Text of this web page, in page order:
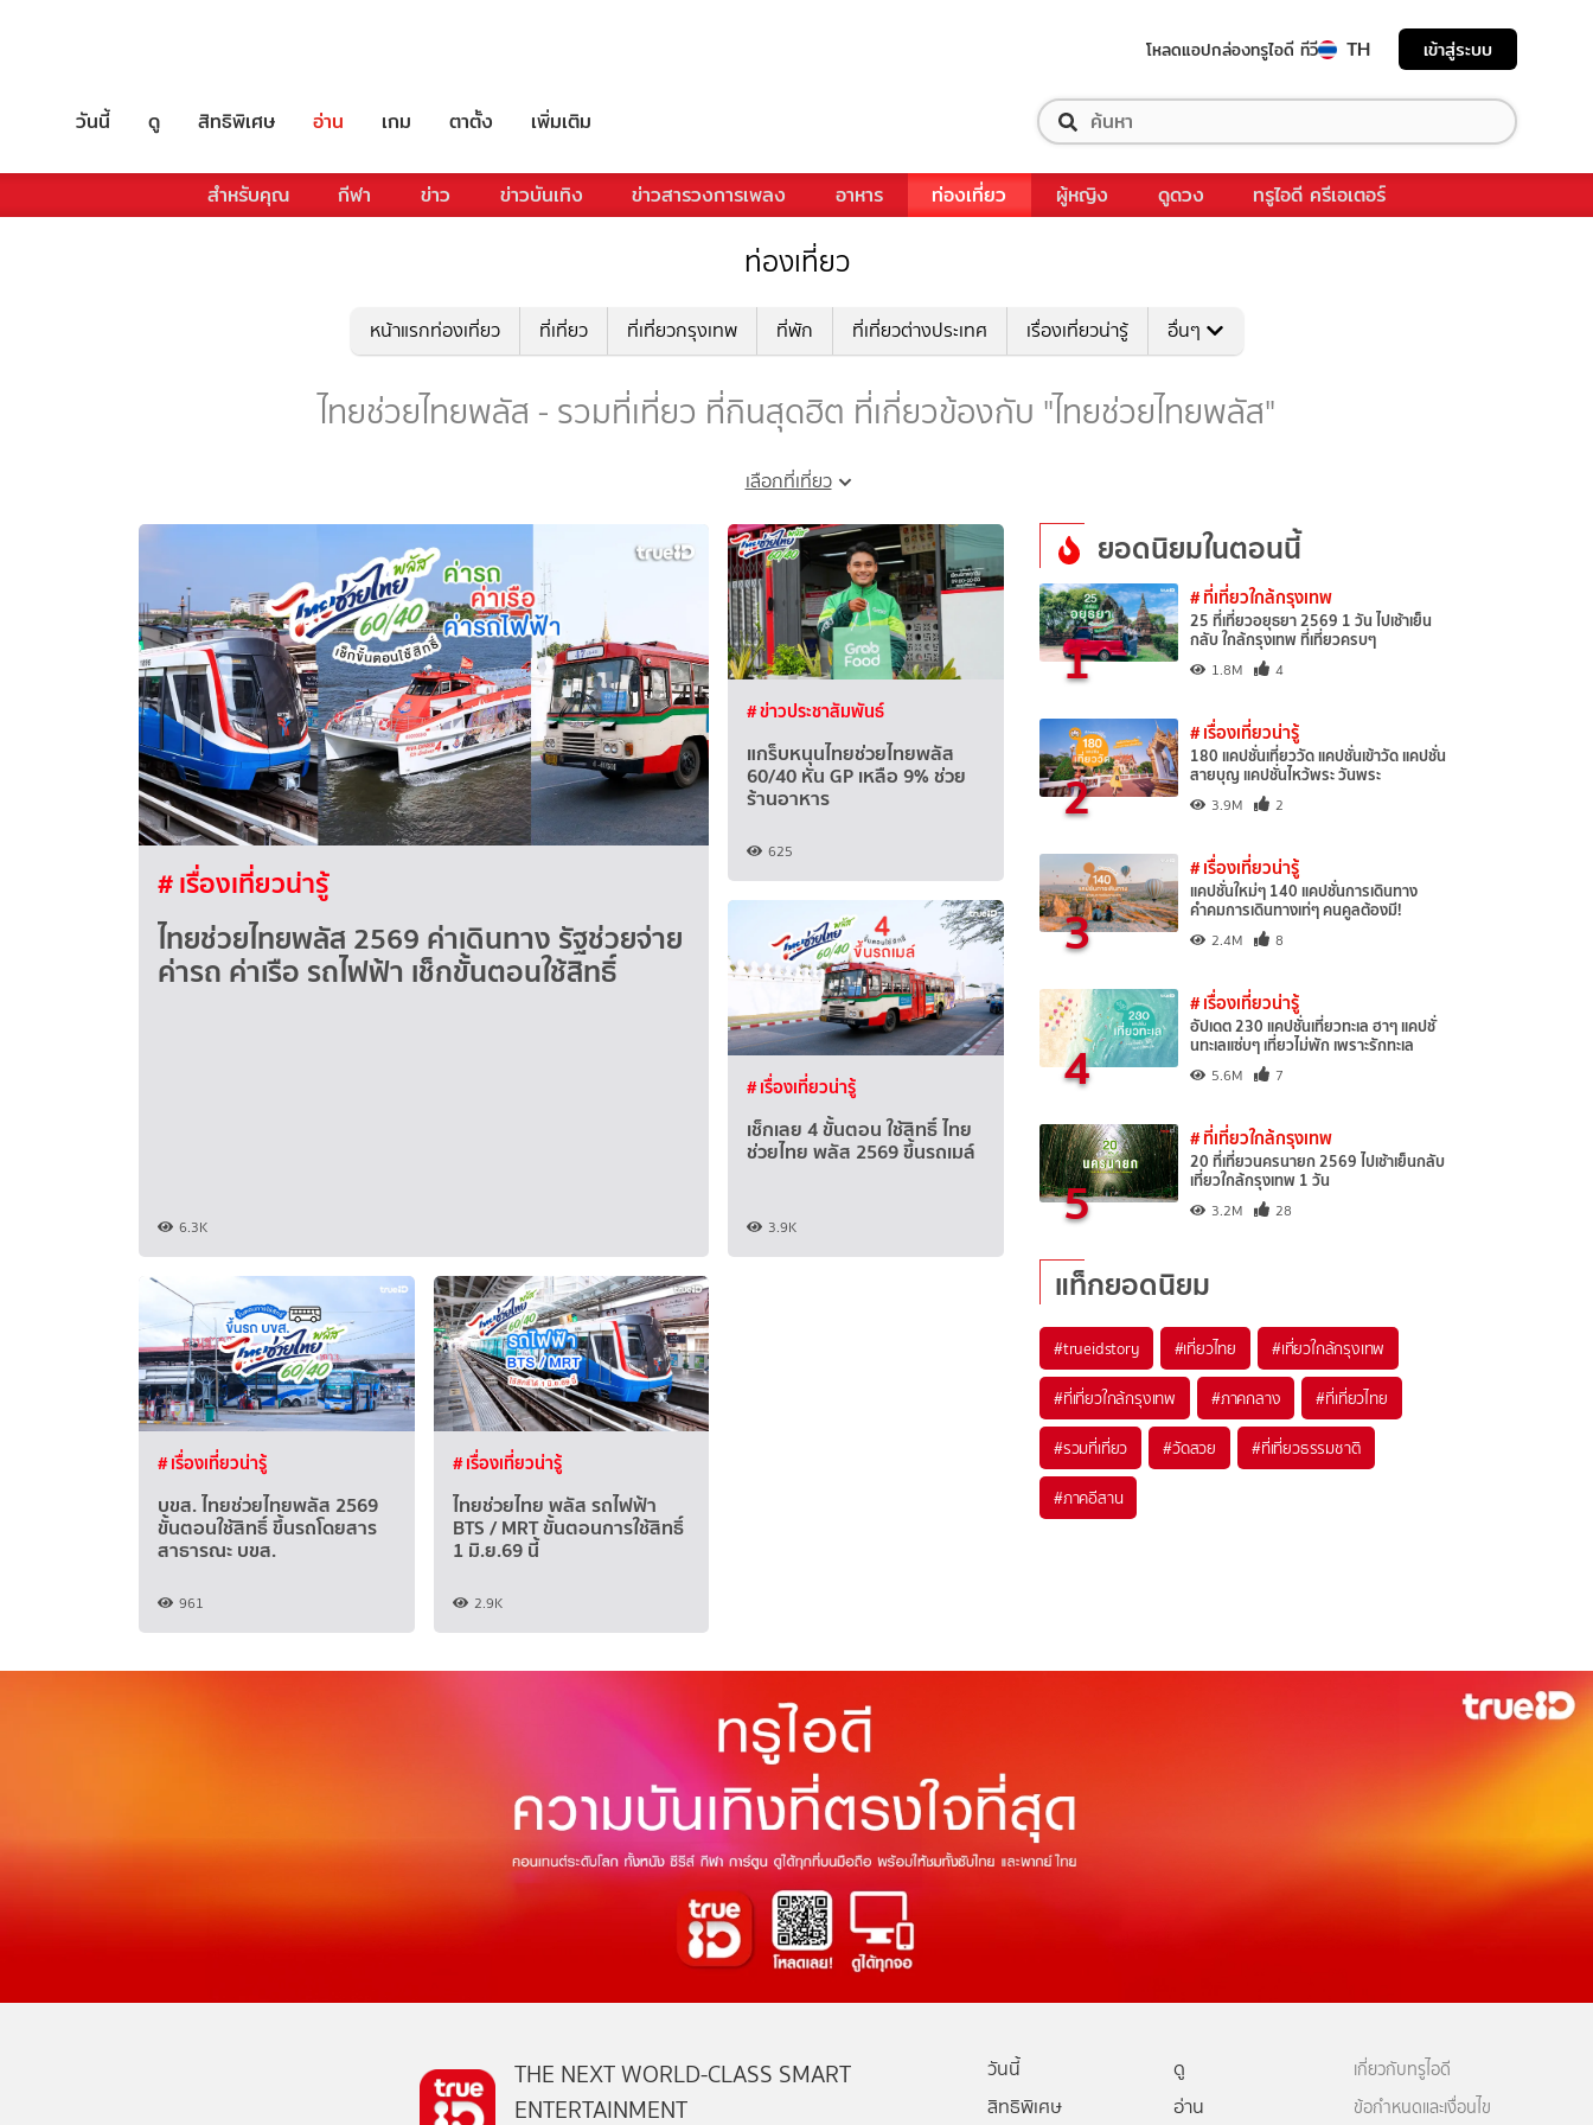
โหลดแอปกล่องทรูไอดี ทีวี TH เข้าสู่ระบบ
วันนี้ ดู สิทธิพิเศษ อ่าน เกม ตาตั้ง เพิ่มเติม
สำหรับคุณ กีฬา ข่าว ข่าวบันเทิง ข่าวสารวงการเพลง อาหาร ท่องเที่ยว ผู้หญิง ดูดวง ทรูไอดี ครีเอเตอร์
ท่องเที่ยว
หน้าแรกท่องเที่ยว ที่เที่ยว ที่เที่ยวกรุงเทพ ที่พัก ที่เที่ยวต่างประเทศ เรื่องเที่ยวน่ารู้ อื่นๆ
ไทยช่วยไทยพลัส - รวมที่เที่ยว ที่กินสุดฮิต ที่เกี่ยวข้องกับ "ไทยช่วยไทยพลัส"
เลือกที่เที่ยว
# เรื่องเที่ยวน่ารู้
ไทยช่วยไทยพลัส 2569 ค่าเดินทาง รัฐช่วยจ่าย
ค่ารถ ค่าเรือ รถไฟฟ้า เช็กขั้นตอนใช้สิทธิ์
6.3K
# ข่าวประชาสัมพันธ์
แกร็บหนุนไทยช่วยไทยพลัส
60/40 หั่น GP เหลือ 9% ช่วย
ร้านอาหาร
625
# เรื่องเที่ยวน่ารู้
เช็กเลย 4 ขั้นตอน ใช้สิทธิ์ ไทย
ช่วยไทย พลัส 2569 ขึ้นรถเมล์
3.9K
# เรื่องเที่ยวน่ารู้
บขส. ไทยช่วยไทยพลัส 2569
ขั้นตอนใช้สิทธิ์ ขึ้นรถโดยสาร
สาธารณะ บขส.
961
# เรื่องเที่ยวน่ารู้
ไทยช่วยไทย พลัส รถไฟฟ้า
BTS / MRT ขั้นตอนการใช้สิทธิ์
1 มิ.ย.69 นี้
2.9K
ยอดนิยมในตอนนี้
1
# ที่เที่ยวใกล้กรุงเทพ
25 ที่เที่ยวอยุธยา 2569 1 วัน ไปเช้าเย็น
กลับ ใกล้กรุงเทพ ที่เที่ยวครบๆ
1.8M 4
2
# เรื่องเที่ยวน่ารู้
180 แคปชั่นเที่ยววัด แคปชั่นเข้าวัด แคปชั่น
สายบุญ แคปชั่นไหว้พระ วันพระ
3.9M 2
3
# เรื่องเที่ยวน่ารู้
แคปชั่นใหม่ๆ 140 แคปชั่นการเดินทาง
คำคมการเดินทางเท่ๆ คนคูลต้องมี!
2.4M 8
4
# เรื่องเที่ยวน่ารู้
อัปเดต 230 แคปชั่นเที่ยวทะเล ฮาๆ แคปชั่
นทะเลแซ่บๆ เที่ยวไม่พัก เพราะรักทะเล
5.6M 7
5
# ที่เที่ยวใกล้กรุงเทพ
20 ที่เที่ยวนครนายก 2569 ไปเช้าเย็นกลับ
เที่ยวใกล้กรุงเทพ 1 วัน
3.2M 28
แท็กยอดนิยม
#trueidstory #เที่ยวไทย #เที่ยวใกล้กรุงเทพ
#ที่เที่ยวใกล้กรุงเทพ #ภาคกลาง #ที่เที่ยวไทย
#รวมที่เที่ยว #วัดสวย #ที่เที่ยวธรรมชาติ
#ภาคอีสาน
THE NEXT WORLD-CLASS SMART
ENTERTAINMENT
วันนี้
ดู
สิทธิพิเศษ
อ่าน
เกี่ยวกับทรูไอดี
ข้อกำหนดและเงื่อนไข